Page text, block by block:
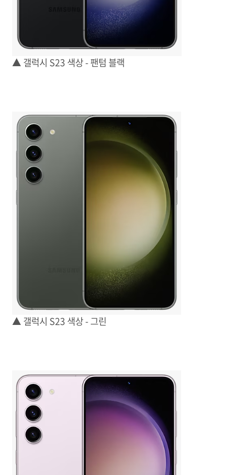
▲ 갤럭시 S23 색상 - 팬텀 블랙
▲ 갤럭시 S23 색상 - 그린